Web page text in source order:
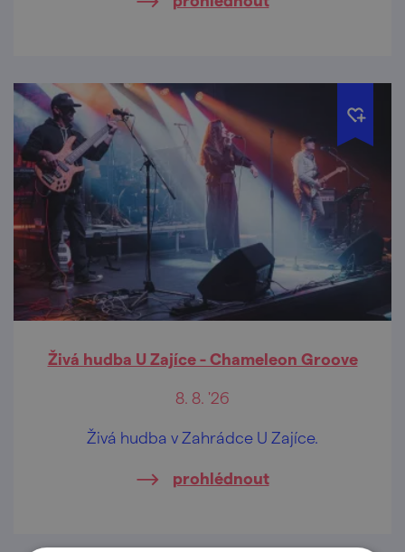
Živá hudba U Zajíce - Chameleon Groove
8. 8. '26
Živá hudba v Zahrádce U Zajíce.
prohlédnout